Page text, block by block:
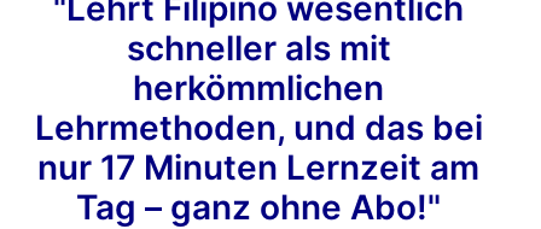
"Lehrt Filipino wesentlich
schneller als mit
herkömmlichen
Lehrmethoden, und das bei
nur 17 Minuten Lernzeit am
Tag – ganz ohne Abo!"